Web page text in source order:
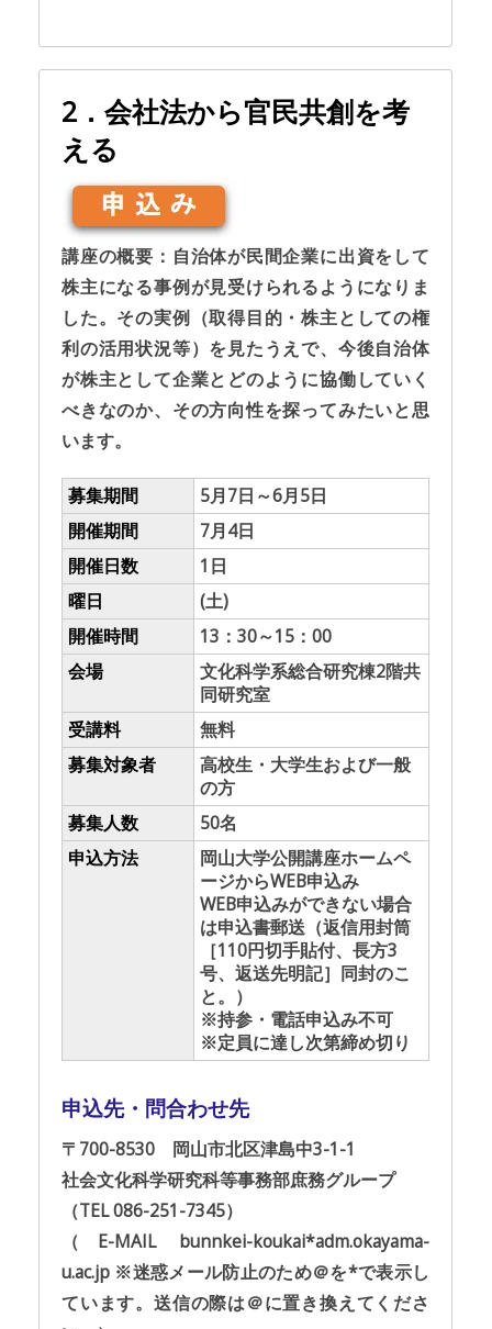
2．会社法から官民共創を考
える
講座の概要：自治体が民間企業に出資をして
株主になる事例が見受けられるようになりま
した。その実例（取得目的・株主としての権
利の活用状況等）を見たうえで、今後自治体
が株主として企業とどのように協働していく
べきなのか、その方向性を探ってみたいと思
います。
募集期間
5月7日～6月5日
開催期間
7月4日
開催日数
1日
曜日
(土)
開催時間
13：30～15：00
会場
文化科学系総合研究棟2階共
同研究室
受講料
無料
募集対象者
高校生・大学生および一般
の方
募集人数
50名
申込方法
岡山大学公開講座ホームペ
ージからWEB申込み
WEB申込みができない場合
は申込書郵送（返信用封筒
［110円切手貼付、長方3
号、返送先明記］同封のこ
と。）
※持参・電話申込み不可
※定員に達し次第締め切り
申込先・問合わせ先
〒700-8530 岡山市北区津島中3-1-1
社会文化科学研究科等事務部庶務グループ
（TEL 086-251-7345）
（E-MAIL bunnkei-koukai*adm.okayama-
u.ac.jp ※迷惑メール防止のため＠を*で表示し
ています。送信の際は＠に置き換えてくださ